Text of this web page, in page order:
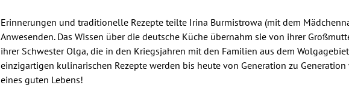
Erinnerungen und traditionelle Rezepte teilte Irina Burmistrowa (mit dem
Anwesenden. Das Wissen über die deutsche Küche übernahm sie von ihrer
ihrer Schwester Olga, die in den Kriegsjahren mit den Familien aus dem
einzigartigen kulinarischen Rezepte werden bis heute von Generation zu Generation
eines guten Lebens!